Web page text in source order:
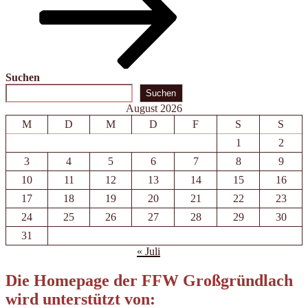
Suchen
Suchen
August 2026
M
D M D F S
S
1
2
3
4 5 6 7 8
9
10
11 12 13 14 15
16
17
18 19 20 21 22
23
24
25 26 27 28 29
30
31
« Juli
Die Homepage der FFW Großgründlach
wird unterstützt von: